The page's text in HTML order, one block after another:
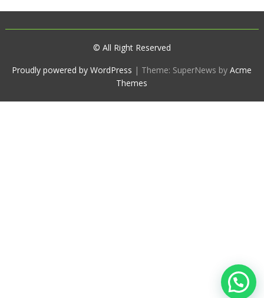
© All Right Reserved
Proudly powered by WordPress | Theme: SuperNews byAcme
Themes